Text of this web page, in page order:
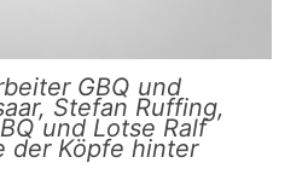
GBQ und
Stefan Ruffing,
und Lotse Ralf
der Köpfe hinter